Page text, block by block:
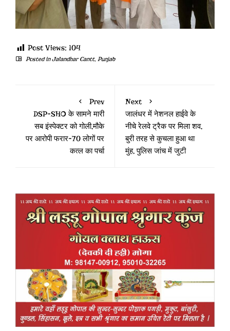
Post Views: 104
Posted inJalandhar Cantt, Punjab
Prev
DSP-SHO के सामने मारी
सब इंस्पेक्टर को गोली,मौके
पर आरोपी फरार-70 लोगों पर
कत्ल का पर्चा
Next
जालंधर में नेशनल हाईवे के
नीचे रेलवे ट्रैक पर मिला शव,
बुरी तरह से कुचला हुआ था
मुंह, पुलिस जांच में जुटी